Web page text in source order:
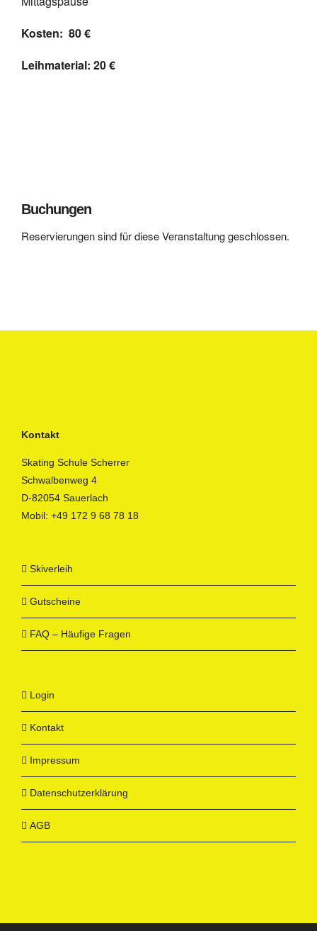
Kosten: 80€
Leihmaterial: 20 €
Buchungen
Reservierungen sind für diese Veranstaltung geschlossen.
Kontakt
Skating Schule Scherrer
Schwalbenweg 4
D-82054 Sauerlach
Mobil: +49 172 9 68 78 18
Skiverleih
Gutscheine
FAQ – Häufige Fragen
Login
Kontakt
Impressum
Datenschutzerklärung
AGB